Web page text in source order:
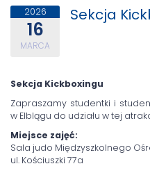
2026
16
MARCA
Sekcja
Sekcja Kickboxingu
Zapraszamy studentki i
w Elblągu do udziału w tej
Miejsce zajęć:
Sala judo Międzyszkolnego
ul. Kościuszki 77a